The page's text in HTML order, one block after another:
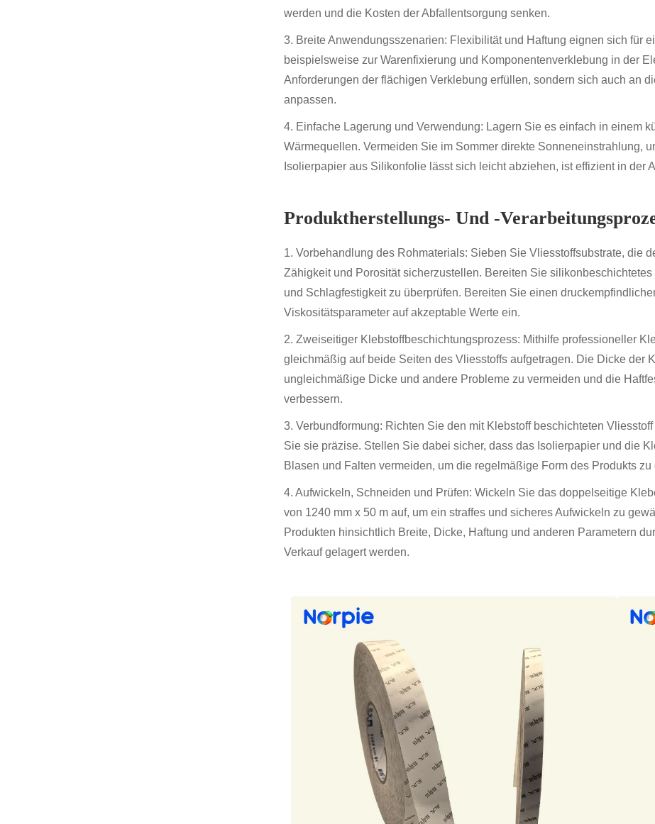
werden und die Kosten der Abfallentsorgung senken.
3. Breite Anwendungsszenarien: Flexibilität und Haftung eignen sich für
beispielsweise zur Warenfixierung und Komponentenverklebung in der
Anforderungen der flächigen Verklebung erfüllen, sondern sich auch an
anpassen.
4. Einfache Lagerung und Verwendung: Lagern Sie es einfach in einem
Wärmequellen. Vermeiden Sie im Sommer direkte Sonneneinstrahlung,
Isolierpapier aus Silikonfolie lässt sich leicht abziehen, ist effizient in der
Produktherstellungs- Und -
1. Vorbehandlung des Rohmaterials: Sieben Sie Vliesstoffsubstrate, die
Zähigkeit und Porosität sicherzustellen. Bereiten Sie
und Schlagfestigkeit zu überprüfen. Bereiten Sie einen
Viskositätsparameter auf akzeptable Werte ein.
2. Zweiseitiger Klebstoffbeschichtungsprozess: Mithilfe professioneller
gleichmäßig auf beide Seiten des Vliesstoffs aufgetragen. Die Dicke der
ungleichmäßige Dicke und andere Probleme zu vermeiden und die
verbessern.
3. Verbundformung: Richten Sie den mit Klebstoff beschichteten
Sie sie präzise. Stellen Sie dabei sicher, dass das Isolierpapier und die
Blasen und Falten vermeiden, um die regelmäßige Form des Produkts zu
4. Aufwickeln, Schneiden und Prüfen: Wickeln Sie das doppelseitige
von 1240 mm x 50 m auf, um ein straffes und sicheres Aufwickeln zu
Produkten hinsichtlich Breite, Dicke, Haftung und anderen Parametern
Verkauf gelagert werden.